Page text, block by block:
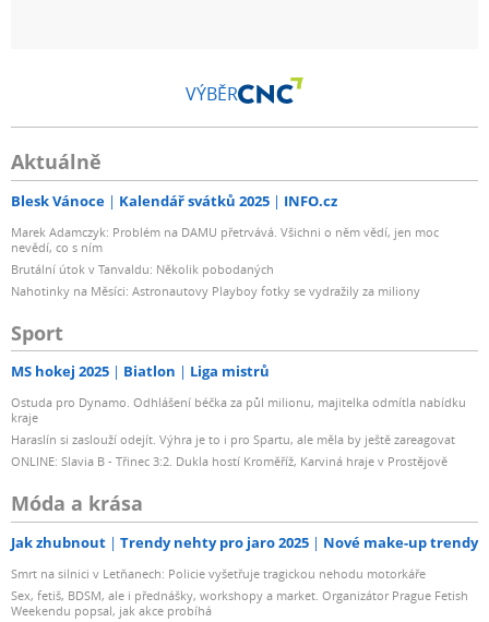
VÝBĚR
Aktuálně
Blesk Vánoce Kalendář svátků 2025 INFO.cz
Marek Adamczyk: Problém na DAMU přetrvává. Všichni o něm vědí, jen moc
nevědí, co s ním
Brutální útok v Tanvaldu: Několik pobodaných
Nahotinky na Měsíci: Astronautovy Playboy fotky se vydražily za miliony
Sport
MS hokej 2025 Biatlon Liga mistrů
Ostuda pro Dynamo. Odhlášení béčka za půl milionu, majitelka odmítla nabídku
kraje
Haraslín si zaslouží odejít. Výhra je to i pro Spartu, ale měla by ještě zareagovat
ONLINE: Slavia B - Třinec 3:2. Dukla hostí Kroměříž, Karviná hraje v Prostějově
Móda a krása
Jak zhubnout Trendy nehty pro jaro 2025 Nové make-up trendy
Smrt na silnici v Letňanech: Policie vyšetřuje tragickou nehodu motorkáře
Sex, fetiš, BDSM, ale i přednášky, workshopy a market. Organizátor Prague Fetish
Weekendu popsal, jak akce probíhá